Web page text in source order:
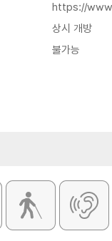
https://
상시 개방
불가능